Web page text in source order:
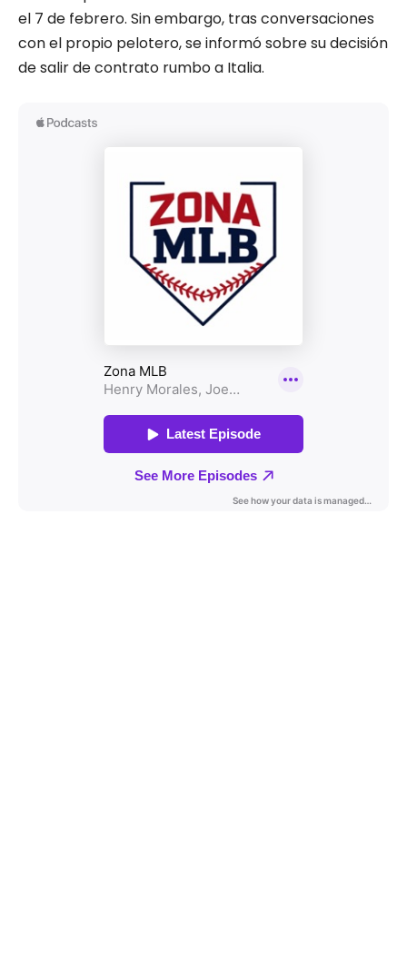
el 7 de febrero. Sin embargo, tras conversaciones
con el propio pelotero, se informó sobre su decisión
de salir de contrato rumbo a Italia.